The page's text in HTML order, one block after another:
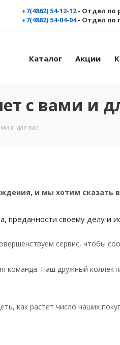
+7(4862) 54-12-12- Отдел по
+7(4862) 54-04-04- Отдел по
Каталог Акции
с вами и
и для вас!
и мы хотим сказать
преданности своему делу и
сервис, чтобы
команда. Наш дружный
как растет число наших